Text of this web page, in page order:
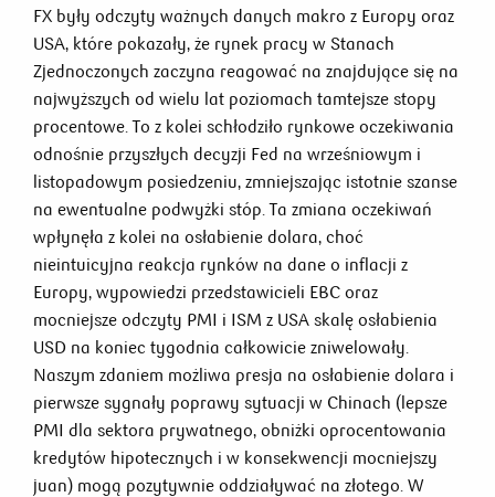
FX były odczyty ważnych danych makro z Europy oraz
USA, które pokazały, że rynek pracy w Stanach
Zjednoczonych zaczyna reagować na znajdujące się na
najwyższych od wielu lat poziomach tamtejsze stopy
procentowe. To z kolei schłodziło rynkowe oczekiwania
odnośnie przyszłych decyzji Fed na wrześniowym i
listopadowym posiedzeniu, zmniejszając istotnie szanse
na ewentualne podwyżki stóp. Ta zmiana oczekiwań
wpłynęła z kolei na osłabienie dolara, choć
nieintuicyjna reakcja rynków na dane o inflacji z
Europy, wypowiedzi przedstawicieli EBC oraz
mocniejsze odczyty PMI i ISM z USA skalę osłabienia
USD na koniec tygodnia całkowicie zniwelowały.
Naszym zdaniem możliwa presja na osłabienie dolara i
pierwsze sygnały poprawy sytuacji w Chinach (lepsze
PMI dla sektora prywatnego, obniżki oprocentowania
kredytów hipotecznych i w konsekwencji mocniejszy
juan) mogą pozytywnie oddziaływać na złotego. W